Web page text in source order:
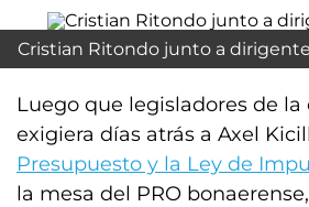
Cristian Ritondo junto a
Luego que legisladores de la
exigiera días atrás a Axel
Presupuesto y la Ley de
la mesa del PRO